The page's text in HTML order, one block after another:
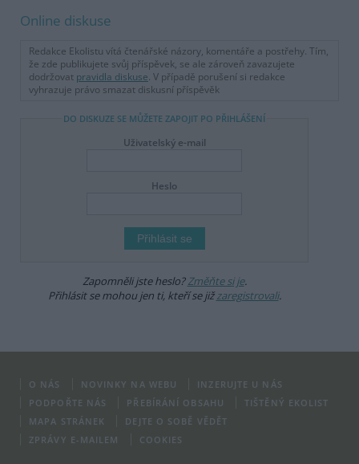
Online diskuse
Redakce Ekolistu vítá čtenářské názory, komentáře a postřehy. Tím,
že zde publikujete svůj příspěvek, se ale zároveň zavazujete
dodržovat pravidla diskuse. V případě porušení si redakce
vyhrazuje právo smazat diskusní příspěvěk
DO DISKUZE SE MŮŽETE ZAPOJIT PO PŘIHLÁŠENÍ
Uživatelský e-mail
Heslo
Zapomněli jste heslo?Změňte si je.
Přihlásit se mohou jen ti, kteří se jižzaregistrovali.
O NÁS NOVINKY NA WEBU
INZERUJTE U NÁS
PODPOŘTE NÁS
PŘEBÍRÁNÍ OBSAHU
TIŠTĚNÝ EKOLIST
MAPA STRÁNEK
DEJTE O SOBĚ VĚDĚT
ZPRÁVY E-MAILEM
COOKIES